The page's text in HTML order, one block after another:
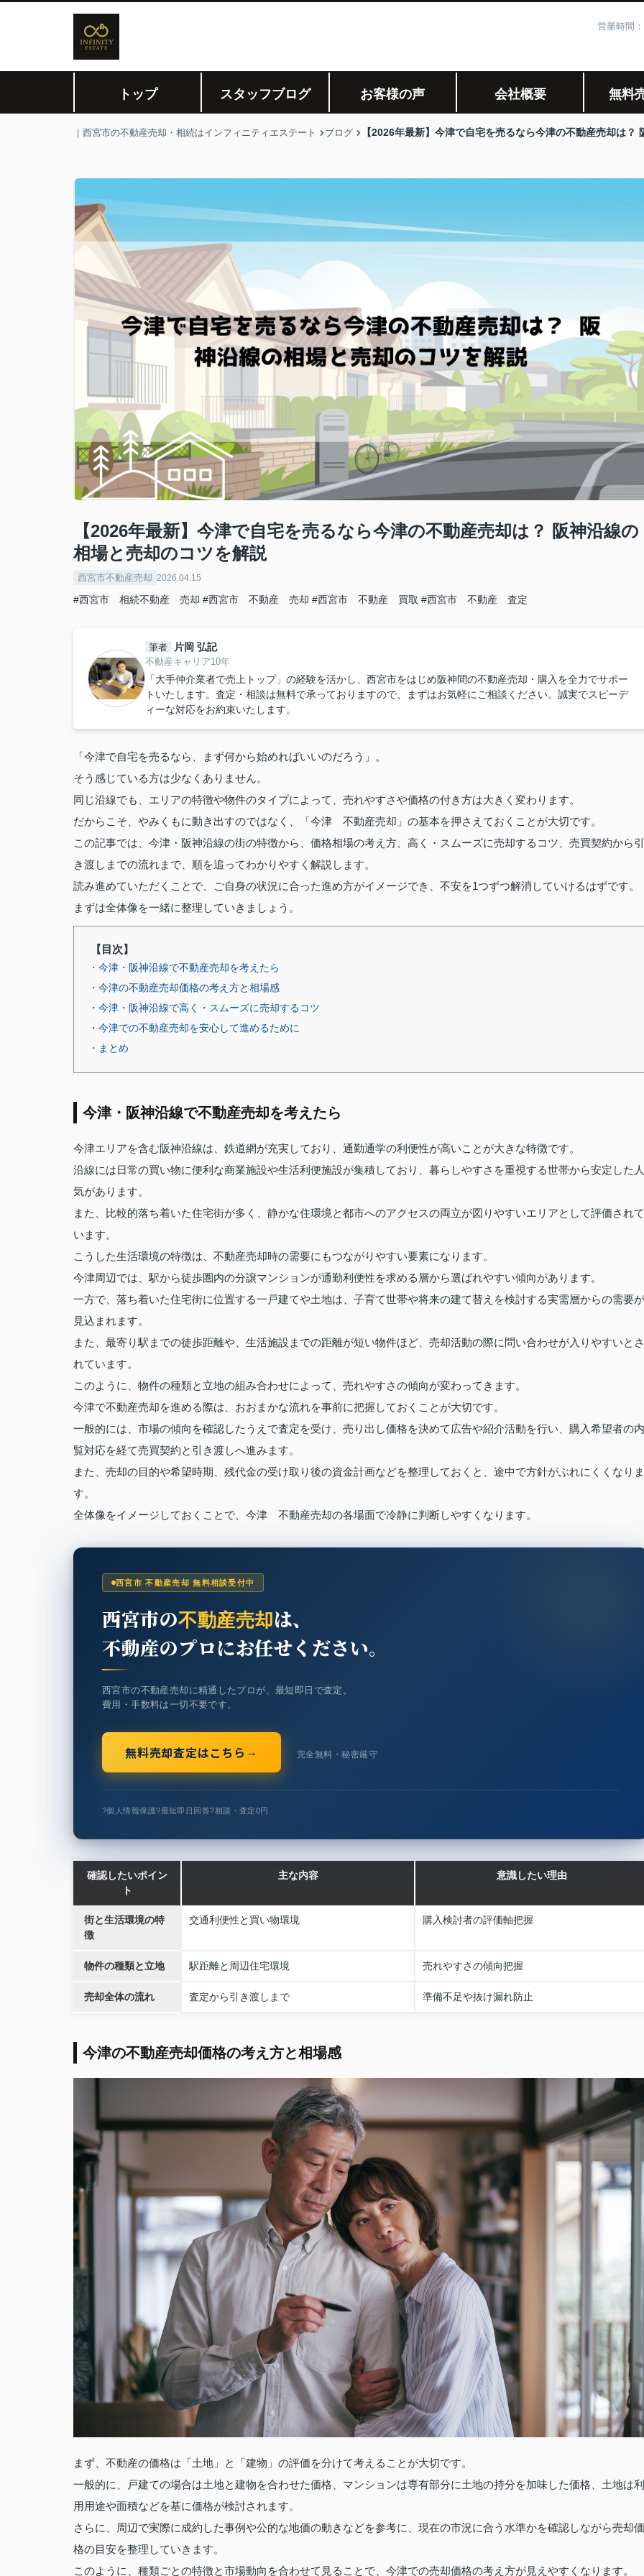
営業時間
トップ スタッフブログ お客様の声 会社概要 無料
｜西宮市の不動産売却・相続はインフィニティエステート ブログ 【2026年最新】今津で自宅を売るなら今津の不動産売却は？
【2026年最新】今津で自宅を売るなら今津の不動産売却は？ 阪神沿線の
相場と売却のコツを解説
西宮市不動産売却 2026.04.15
#西宮市 相続不動産 売却 #西宮市 不動産 売却 #西宮市 不動産 買取 #西宮市 不動産 査定
筆者 片岡 弘記
不動産キャリア10年
「大手仲介業者で売上トップ」の経験を活かし、西宮市をはじめ阪神間の不動産売却・購入を全力でサポー
トいたします。査定・相談は無料で承っておりますので、まずはお気軽にご相談ください。誠実でスピーデ
ィーな対応をお約束いたします。
「今津で自宅を売るなら、まず何から始めればいいのだろう」。
そう感じている方は少なくありません。
同じ沿線でも、エリアの特徴や物件のタイプによって、売れやすさや価格の付き方は大きく変わります。
だからこそ、やみくもに動き出すのではなく、「今津 不動産売却」の基本を押さえておくことが大切です。
この記事では、今津・阪神沿線の街の特徴から、価格相場の考え方、高く・スムーズに売却するコツ、売買契約から引
き渡しまでの流れまで、順を追ってわかりやすく解説します。
読み進めていただくことで、ご自身の状況に合った進め方がイメージでき、不安を1つずつ解消していけるはずです。
まずは全体像を一緒に整理していきましょう。
【目次】
・今津・阪神沿線で不動産売却を考えたら
・今津の不動産売却価格の考え方と相場感
・今津・阪神沿線で高く・スムーズに売却するコツ
・今津での不動産売却を安心して進めるために
・まとめ
今津・阪神沿線で不動産売却を考えたら
今津エリアを含む阪神沿線は、鉄道網が充実しており、通勤通学の利便性が高いことが大きな特徴です。
沿線には日常の買い物に便利な商業施設や生活利便施設が集積しており、暮らしやすさを重視する世帯から安定した人
気があります。
また、比較的落ち着いた住宅街が多く、静かな住環境と都市へのアクセスの両立が図りやすいエリアとして評価されて
います。
こうした生活環境の特徴は、不動産売却時の需要にもつながりやすい要素になります。
今津周辺では、駅から徒歩圏内の分譲マンションが通勤利便性を求める層から選ばれやすい傾向があります。
一方で、落ち着いた住宅街に位置する一戸建てや土地は、子育て世帯や将来の建て替えを検討する実需層からの需要が
見込まれます。
また、最寄り駅までの徒歩距離や、生活施設までの距離が短い物件ほど、売却活動の際に問い合わせが入りやすいとさ
れています。
このように、物件の種類と立地の組み合わせによって、売れやすさの傾向が変わってきます。
今津で不動産売却を進める際は、おおまかな流れを事前に把握しておくことが大切です。
一般的には、市場の傾向を確認したうえで査定を受け、売り出し価格を決めて広告や紹介活動を行い、購入希望者の内
覧対応を経て売買契約と引き渡しへ進みます。
また、売却の目的や希望時期、残代金の受け取り後の資金計画などを整理しておくと、途中で方針がぶれにくくなりま
す。
全体像をイメージしておくことで、今津 不動産売却の各場面で冷静に判断しやすくなります。
西宮市 不動産売却 無料相談受付中
西宮市の不動産売却は、
不動産のプロにお任せください。
西宮市の不動産売却に精通したプロが、最短即日で査定。
費用・手数料は一切不要です。
無料売却査定はこちら → 完全無料・秘密厳守
?個人情報保護?最短即日回答?相談・査定0円
確認したいポイン
ト
主な内容 意識したい理由
街と生活環境の特
徴
交通利便性と買い物環境 購入検討者の評価軸把握
物件の種類と立地 駅距離と周辺住宅環境 売れやすさの傾向把握
売却全体の流れ 査定から引き渡しまで 準備不足や抜け漏れ防止
今津の不動産売却価格の考え方と相場感
まず、不動産の価格は「土地」と「建物」の評価を分けて考えることが大切です。
一般的に、戸建ての場合は土地と建物を合わせた価格、マンションは専有部分に土地の持分を加味した価格、土地は利
用用途や面積などを基に価格が検討されます。
さらに、周辺で実際に成約した事例や公的な地価の動きなどを参考に、現在の市況に合う水準かを確認しながら売却価
格の目安を整理していきます。
このように、種類ごとの特徴と市場動向を合わせて見ることで、今津での売却価格の考え方が見えやすくなります。